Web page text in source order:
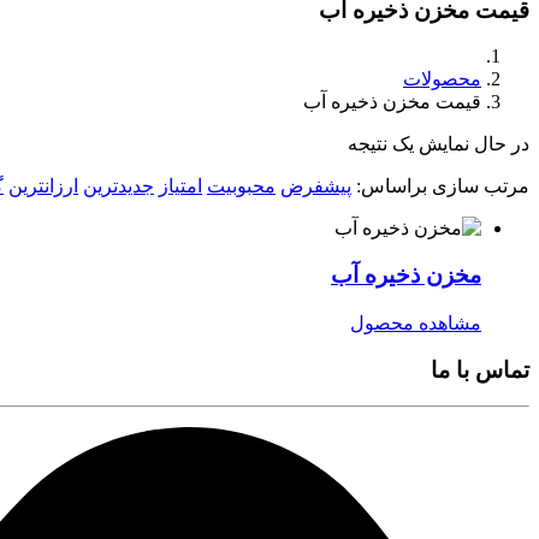
قیمت مخزن ذخیره آب
محصولات
قیمت مخزن ذخیره آب
در حال نمایش یک نتیجه
مرتب سازی براساس: پیشفرض محبوبیت امتیاز جدیدترین ارزانترین
مخزن ذخیره آب
مشاهده محصول
تماس با ما